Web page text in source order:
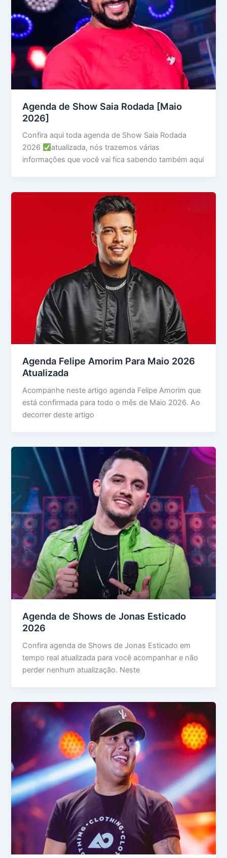
Agenda de Show Saia Rodada [Maio
2026]
Confira aqui toda agenda de Show Saia Rodada
2026
atualizada, nós trazemos várias
informações que você vai fica sabendo também aqui
Agenda Felipe Amorim Para Maio 2026
Atualizada
Acompanhe neste artigo agenda Felipe Amorim que
está confirmada para todo o mês de Maio 2026. Ao
decorrer deste artigo
Agenda de Shows de Jonas Esticado
2026
Confira agenda de Shows de Jonas Esticado em
tempo real atualizada para você acompanhar e não
perder nenhum atualização. Neste